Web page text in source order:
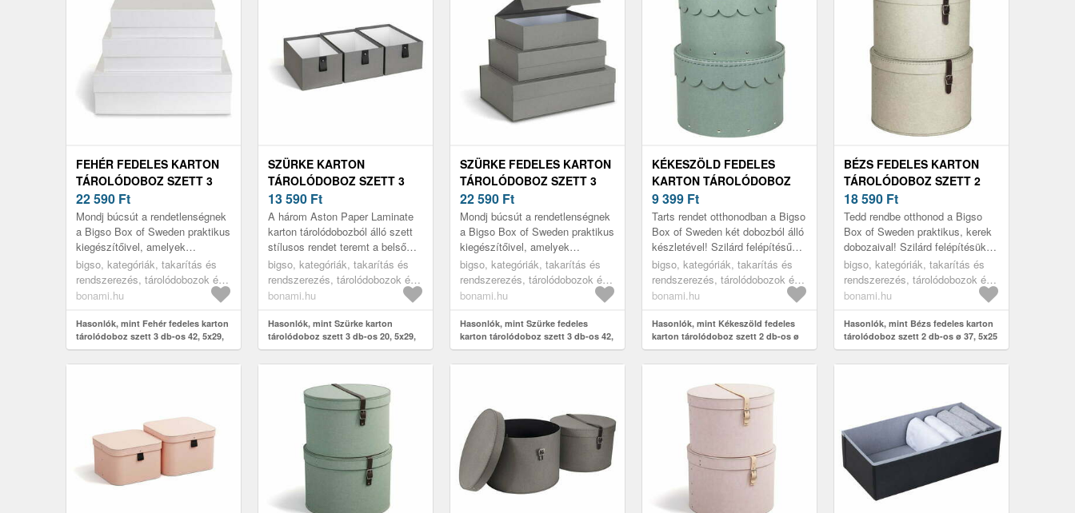
FEHÉR FEDELES KARTON
TÁROLÓDOBOZ SZETT 3
DB-OS 42, 5X29, 5X13 CM
KIAN PAPER LAMINATE –
BIGSO
22 590 Ft
Mondj búcsút a rendetlenségnek
a Bigso Box of Sweden praktikus
kiegészítőivel, amelyek
rendezett és stílusos tárolást
biztosítanak! A készlet 3 egy...
bigso, kategóriák, takarítás és
rendszerezés, tárolódobozok és
rendszerezők, tárolódobozok
bonami.hu
Hasonlók, mint Fehér fedeles karton
tárolódoboz szett 3 db-os 42, 5x29,
5x13 cm Kian Paper Laminate –
Bigso
SZÜRKE KARTON
TÁROLÓDOBOZ SZETT 3
DB-OS 20, 5X29, 5X14, 5 CM
ASTON PAPER LAMINATE –
BIGSO
13 590 Ft
A három Aston Paper Laminate
karton tárolódobozból álló szett
stílusos rendet teremt a belső
térben. Mindegyik doboz azonos
magasságú, és dekoratív...
bigso, kategóriák, takarítás és
rendszerezés, tárolódobozok és
rendszerezők, tárolódobozok
bonami.hu
Hasonlók, mint Szürke karton
tárolódoboz szett 3 db-os 20, 5x29,
5x14, 5 cm Aston Paper Laminate –
Bigso
SZÜRKE FEDELES KARTON
TÁROLÓDOBOZ SZETT 3
DB-OS 42, 5X29, 5X13 CM
KIAN PAPER LAMINATE –
BIGSO
22 590 Ft
Mondj búcsút a rendetlenségnek
a Bigso Box of Sweden praktikus
kiegészítőivel, amelyek
rendezett és stílusos tárolást
biztosítanak! A készlet 3 egy...
bigso, kategóriák, takarítás és
rendszerezés, tárolódobozok és
rendszerezők, tárolódobozok
bonami.hu
Hasonlók, mint Szürke fedeles
karton tárolódoboz szett 3 db-os 42,
5x29, 5x13 cm Kian Paper Laminate –
Bigso
KÉKESZÖLD FEDELES
KARTON TÁROLÓDOBOZ
SZETT 2 DB-OS Ø 26X17, 5
CM WILMA CANVAS PAPER
LAMINATE – BIGSO
9 399 Ft
Tarts rendet otthonodban a Bigso
Box of Sweden két dobozból álló
készletével! Szilárd felépítésűek,
és funkcionális és dekoratív
szegecseléssel, va...
bigso, kategóriák, takarítás és
rendszerezés, tárolódobozok és
rendszerezők, tárolódobozok
bonami.hu
Hasonlók, mint Kékeszöld fedeles
karton tárolódoboz szett 2 db-os ø
26x17, 5 cm Wilma Canvas Paper
Laminate – Bigso
BÉZS FEDELES KARTON
TÁROLÓDOBOZ SZETT 2
DB-OS Ø 37, 5X25 CM RUT
CANVAS PAPER LAMINATE
– BIGSO
18 590 Ft
Tedd rendbe otthonod a Bigso
Box of Sweden praktikus, kerek
dobozaival! Szilárd felépítésüket
funkcionális és dekoratív
szegecsek egészítik ki. A f...
bigso, kategóriák, takarítás és
rendszerezés, tárolódobozok és
rendszerezők, tárolódobozok
bonami.hu
Hasonlók, mint Bézs fedeles karton
tárolódoboz szett 2 db-os ø 37, 5x25
cm Rut Canvas Paper Laminate –
Bigso